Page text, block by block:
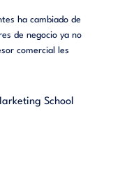
ha cambiado de
de negocio ya no
comercial les
School